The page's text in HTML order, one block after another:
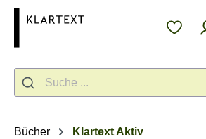
springen
Bücher Klartext Aktiv